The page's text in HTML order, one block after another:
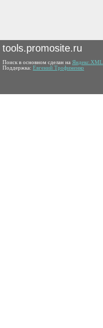
tools.promosite.ru
Поиск в основном сделан на Яндекс.XML
Поддержка: Евгений Трофименко